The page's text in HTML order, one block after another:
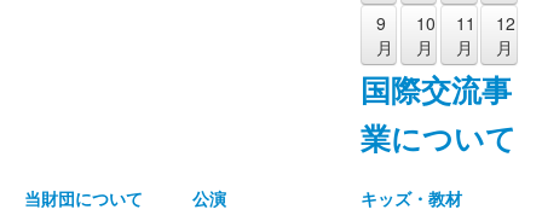
9
月
10
月
11
月
12
月
国際交流事
業について
当財団について
公演
キッズ・教材